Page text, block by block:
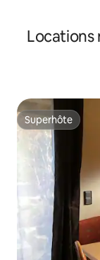
Locations
Superhôte
Superhôte